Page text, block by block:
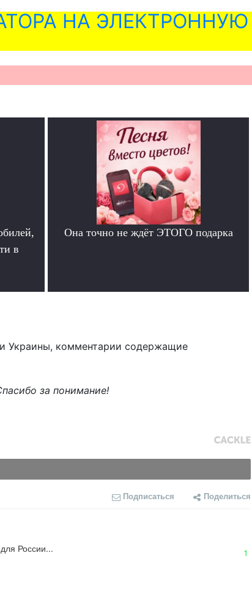
НА ЭЛЕКТРОННУЮ
в
Она точно не ждёт ЭТОГО подарка
Украины, комментарии содержащие
за понимание!
Подписаться Поделиться
России... 1